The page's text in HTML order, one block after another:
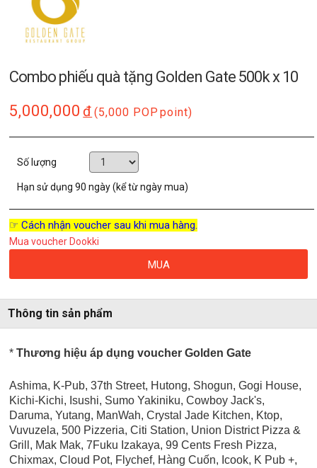
Combo phiếu quà tặng Golden Gate 500k x 10
5,000,000 đ (5,000 POP point)
Số lượng
Hạn sử dụng90 ngày (kể từ ngày mua)
☞ Cách nhận voucher sau khi mua hàng.
Mua voucher Dookki
MUA
Thông tin sản phẩm
*Thương hiệu áp dụng voucher Golden Gate
Ashima, K-Pub, 37th Street, Hutong, Shogun, Gogi House,
Kichi-Kichi, Isushi, Sumo Yakiniku, Cowboy Jack's,
Daruma, Yutang, ManWah, Crystal Jade Kitchen, Ktop,
Vuvuzela, 500 Pizzeria, Citi Station, Union District Pizza &
Grill, Mak Mak, 7Fuku Izakaya, 99 Cents Fresh Pizza,
Chixmax, Cloud Pot, Flychef, Hàng Cuốn, Icook, K Pub +,